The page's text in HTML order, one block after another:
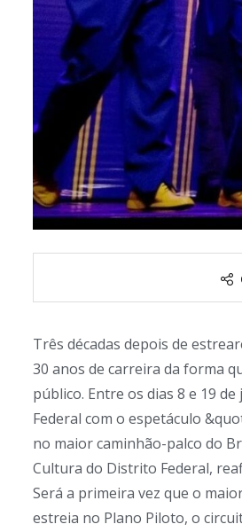
Três décadas depois de
30 anos de carreira da forma
público. Entre os dias 8 e 19
Federal com o espetáculo
no maior caminhão-palco do
Cultura do Distrito Federal,
Será a primeira vez que o
estreia no Plano Piloto, o